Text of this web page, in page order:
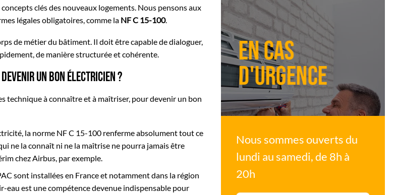
clés des nouveaux logements. Nous pensons aux
légales obligatoires, comme la NF C 15-100.
de métier du bâtiment. Il doit être capable de dialoguer,
de manière structurée et cohérente.
un bon électricien ?
technique à connaître et à maîtriser, pour devenir un bon
la norme NF C 15-100 renferme absolument tout ce
ne la connaît ni ne la maîtrise ne pourra jamais être
chez Airbus, par exemple.
sont installées en France et notamment dans la région
eau est une compétence devenue indispensable pour
En cas
d'urgence
Nous sommes ouverts du
lundi au samedi, de 8h à
20h